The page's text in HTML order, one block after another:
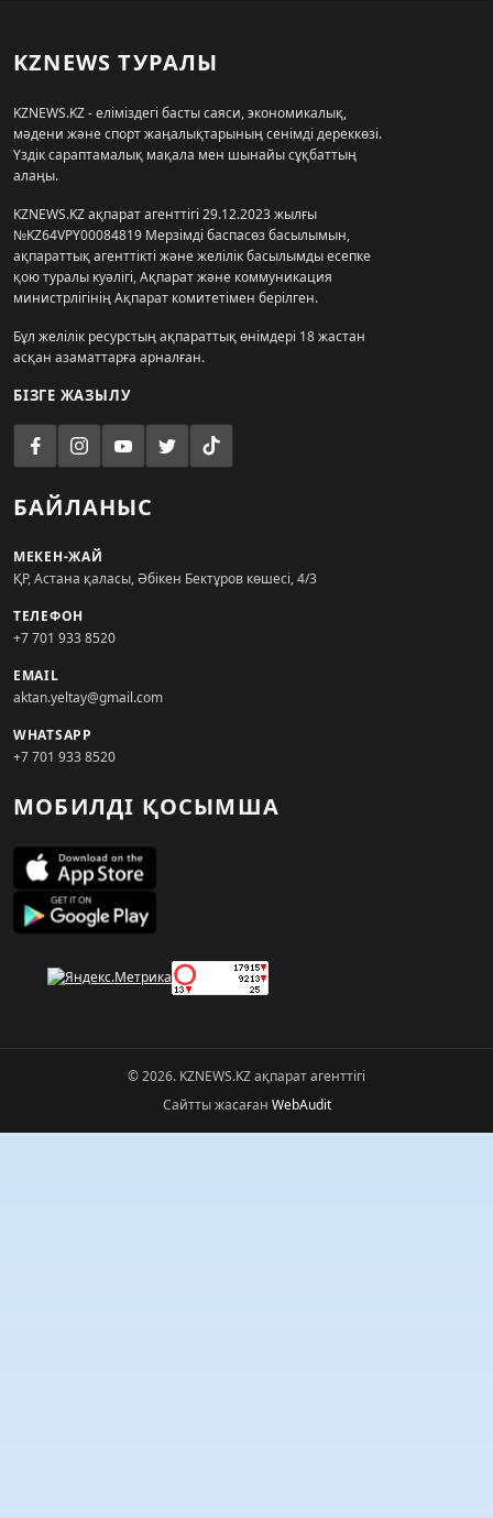
KZNEWS ТУРАЛЫ
KZNEWS.KZ - еліміздегі басты саяси, экономикалық,
мәдени және спорт жаңалықтарының сенімді дереккөзі.
Үздік сараптамалық мақала мен шынайы сұқбаттың
алаңы.
KZNEWS.KZ ақпарат агенттігі 29.12.2023 жылғы
№KZ64VPY00084819 Мерзімді баспасөз басылымын,
ақпараттық агенттікті және желілік басылымды есепке
қою туралы куәлігі, Ақпарат және коммуникация
министрлігінің Ақпарат комитетімен берілген.
Бұл желілік ресурстың ақпараттық өнімдері 18 жастан
асқан азаматтарға арналған.
БІЗГЕ ЖАЗЫЛУ
БАЙЛАНЫС
МЕКЕН-ЖАЙ
ҚР, Астана қаласы, Әбікен Бектұров көшесі, 4/3
ТЕЛЕФОН
+7 701 933 8520
EMAIL
aktan.yeltay@gmail.com
WHATSAPP
+7 701 933 8520
МОБИЛДІ ҚОСЫМША
© 2026. KZNEWS.KZ ақпарат агенттігі
Сайтты жасаған WebAudit